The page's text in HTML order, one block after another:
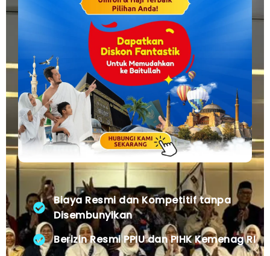
Biaya Resmi dan Kompetitif tanpa
Disembunyikan
Berizin Resmi PPIU dan PIHK Kemenag RI